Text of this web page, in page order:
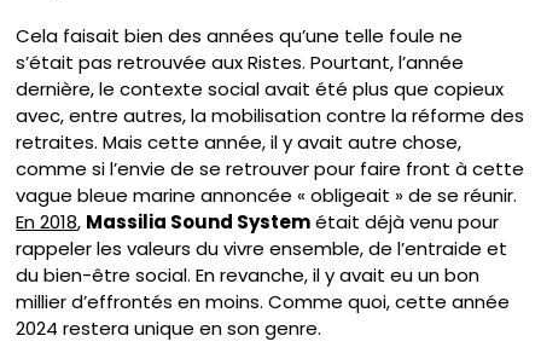
Cela faisait bien des années qu’une telle foule ne
s’était pas retrouvée aux Ristes. Pourtant, l’année
dernière, le contexte social avait été plus que copieux
avec, entre autres, la mobilisation contre la réforme des
retraites. Mais cette année, il y avait autre chose,
comme si l’envie de se retrouver pour faire front à cette
vague bleue marine annoncée « obligeait » de se réunir.
En 2018, Massilia Sound Systemétait déjà venu pour
rappeler les valeurs du vivre ensemble, de l’entraide et
du bien-être social. En revanche, il y avait eu un bon
millier d’effrontés en moins. Comme quoi, cette année
2024 restera unique en son genre.